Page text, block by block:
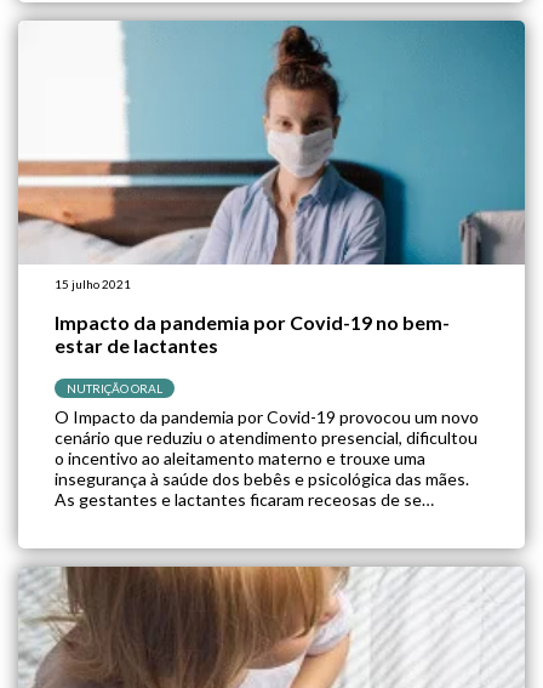
15 julho 2021
Impacto da pandemia por Covid-19 no bem-
estar de lactantes
NUTRIÇÃO ORAL
O Impacto da pandemia por Covid-19 provocou um novo
cenário que reduziu o atendimento presencial, dificultou
o incentivo ao aleitamento materno e trouxe uma
insegurança à saúde dos bebês e psicológica das mães.
As gestantes e lactantes ficaram receosas de se